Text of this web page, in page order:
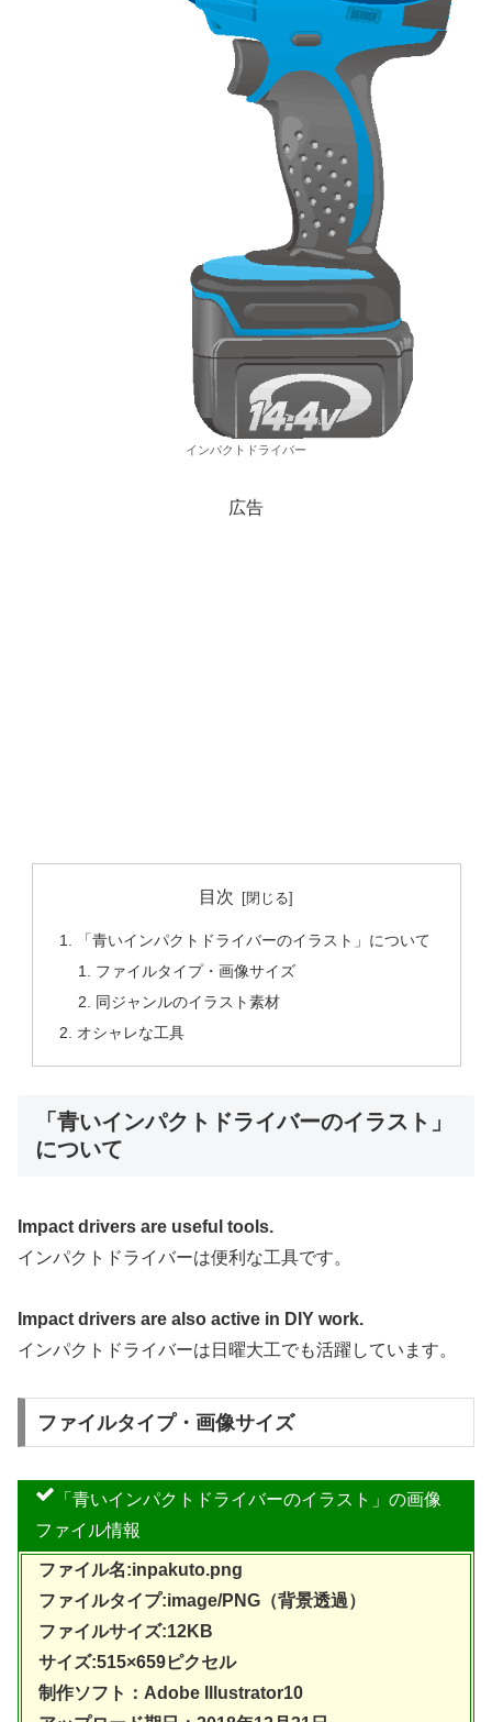
インパクトドライバー
広告
目次
「青いインパクトドライバーのイラスト」について
ファイルタイプ・画像サイズ
同ジャンルのイラスト素材
オシャレな工具
「青いインパクトドライバーのイラスト」
について
Impact drivers are useful tools.
インパクトドライバーは便利な工具です。
Impact drivers are also active in DIY work.
インパクトドライバーは日曜大工でも活躍しています。
ファイルタイプ・画像サイズ
「青いインパクトドライバーのイラスト」の画像
ファイル情報
ファイル名:inpakuto.png
ファイルタイプ:image/PNG（背景透過）
ファイルサイズ:12KB
サイズ:515×659ピクセル
制作ソフト：Adobe Illustrator10